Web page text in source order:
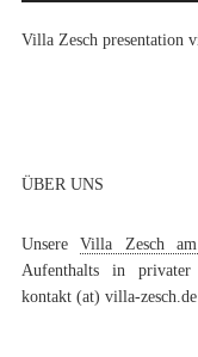
Villa Zesch presentation
ÜBER UNS
UnsereVilla Zesch
Aufenthalts in privater
kontakt (at) villa-